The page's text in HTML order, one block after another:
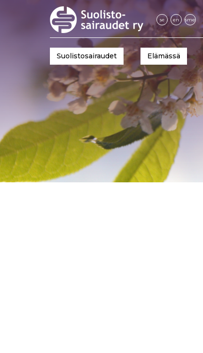
se en sme
Suolistosairaudet Elämässä